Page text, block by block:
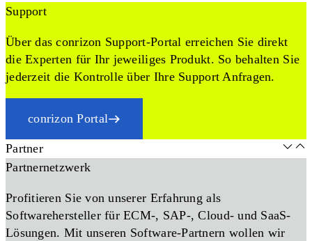
Support
Über das conrizon Support-Portal erreichen Sie direkt
die Experten für Ihr jeweiliges Produkt. So behalten Sie
jederzeit die Kontrolle über Ihre Support Anfragen.
conrizon Portal
Partner
Partnernetzwerk
Profitieren Sie von unserer Erfahrung als
Softwarehersteller für ECM-, SAP-, Cloud- und SaaS-
Lösungen. Mit unseren Software-Partnern wollen wir